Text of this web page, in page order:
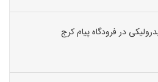
در فرودگاه پیام کرج